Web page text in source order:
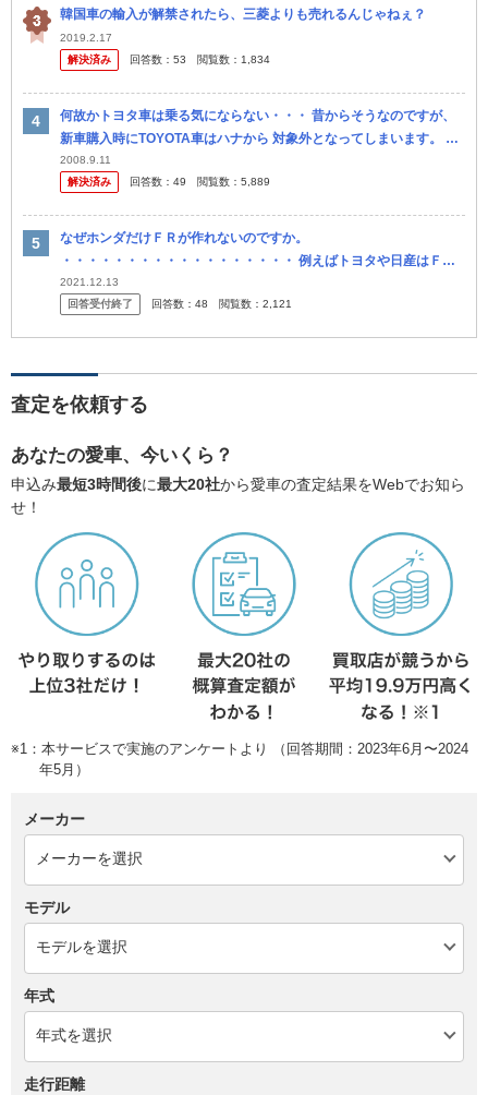
韓国車の輸入が解禁されたら、三菱よりも売れるんじゃねぇ？
2019.2.17
解決済み
回答数： 53 閲覧数： 1,834
何故かトヨタ車は乗る気にならない・・・ 昔からそうなのですが、
新車購入時にTOYOTA車はハナから 対象外となってしまいます。 良
い車もあるのでしょうけど、何故か魅力を感じないと言うか・・・ ...
2008.9.11
解決済み
回答数： 49 閲覧数： 5,889
なぜホンダだけＦＲが作れないのですか。
・・・・・・・・・・・・・・・・・・ 例えばトヨタや日産はＦＲ
を作っていますが。 スバルもＢＲＺを作っていますが。 マツダもロ
ードスターを作っていますが。 なぜ
2021.12.13
回答受付終了
回答数： 48 閲覧数： 2,121
査定を依頼する
あなたの愛車、今いくら？
申込み最短3時間後に最大20社から愛車の査定結果をWebでお知ら
せ！
※1：本サービスで実施のアンケートより （回答期間：2023年6月〜2024
年5月）
メーカー
モデル
年式
走行距離